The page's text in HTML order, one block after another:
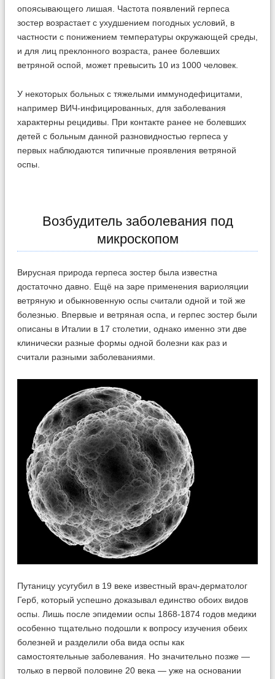
опоясывающего лишая. Частота появлений герпеса
зостер возрастает с ухудшением погодных условий, в
частности с понижением температуры окружающей среды,
и для лиц преклонного возраста, ранее болевших
ветряной оспой, может превысить 10 из 1000 человек.
У некоторых больных с тяжелыми иммунодефицитами,
например ВИЧ-инфицированных, для заболевания
характерны рецидивы. При контакте ранее не болевших
детей с больным данной разновидностью герпеса у
первых наблюдаются типичные проявления ветряной
оспы.
Возбудитель заболевания под
микроскопом
Вирусная природа герпеса зостер была известна
достаточно давно. Ещё на заре применения вариоляции
ветряную и обыкновенную оспы считали одной и той же
болезнью. Впервые и ветряная оспа, и герпес зостер были
описаны в Италии в 17 столетии, однако именно эти две
клинически разные формы одной болезни как раз и
считали разными заболеваниями.
Путаницу усугубил в 19 веке известный врач-дерматолог
Герб, который успешно доказывал единство обоих видов
оспы. Лишь после эпидемии оспы 1868-1874 годов медики
особенно тщательно подошли к вопросу изучения обеих
болезней и разделили оба вида оспы как
самостоятельные заболевания. Но значительно позже —
только в первой половине 20 века — уже на основании